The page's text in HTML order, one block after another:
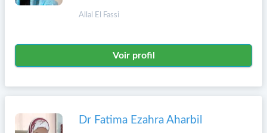
Allal El Fassi
Voir profil
Dr Fatima Ezahra Aharbil